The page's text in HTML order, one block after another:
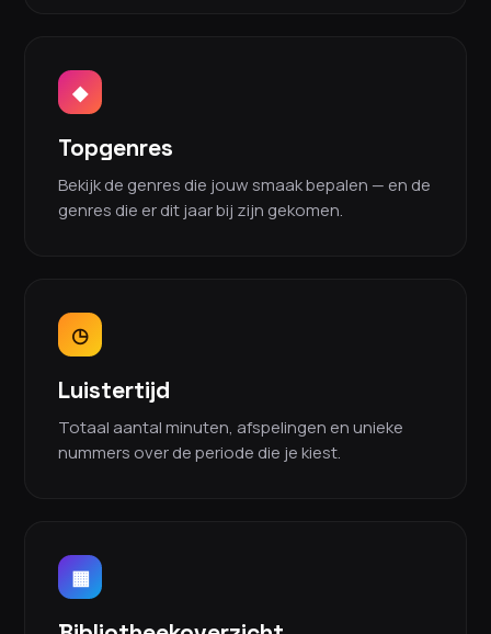
◆
Topgenres
Bekijk de genres die jouw smaak bepalen — en de
genres die er dit jaar bij zijn gekomen.
◷
Luistertijd
Totaal aantal minuten, afspelingen en unieke
nummers over de periode die je kiest.
▦